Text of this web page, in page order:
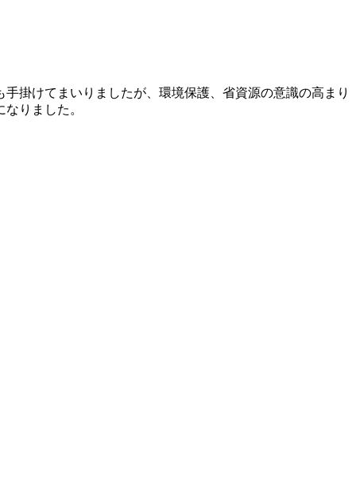
掛けてまいりましたが、環境保護、省資源の意識の高まり
りました。